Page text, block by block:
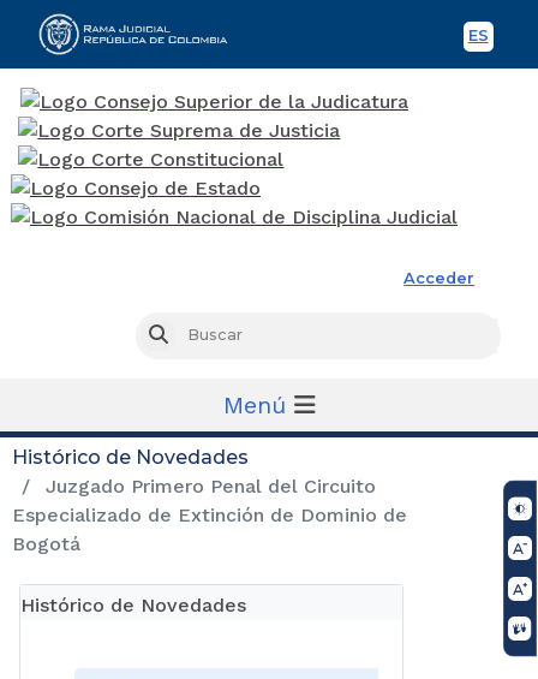
ES
Acceder
Buscar
Menú
Histórico de Novedades
Juzgado Primero Penal del Circuito
Especializado de Extinción de Dominio de
Bogotá
Histórico de Novedades